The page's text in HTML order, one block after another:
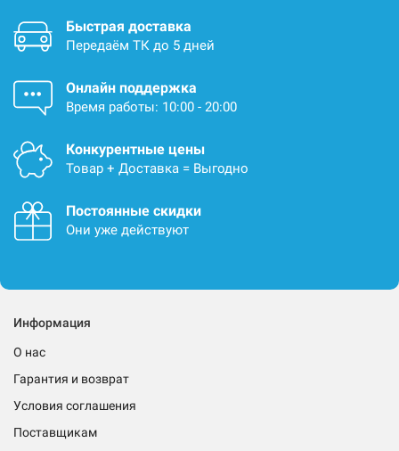
Быстрая доставка
Передаём ТК до 5 дней
Онлайн поддержка
Время работы: 10:00 - 20:00
Конкурентные цены
Товар + Доставка = Выгодно
Постоянные скидки
Они уже действуют
Информация
О нас
Гарантия и возврат
Условия соглашения
Поставщикам